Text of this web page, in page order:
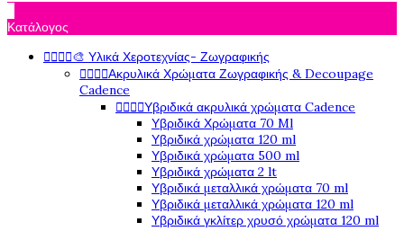
Κατάλογος
🎨 Υλικά Χεροτεχνίας- Ζωγραφικής
Ακρυλικά Χρώματα Ζωγραφικής & Decoupage
Cadence
Υβριδικά ακρυλικά χρώματα Cadence
Υβριδικά Χρώματα 70 Ml
Υβριδικά χρώματα 120 ml
Υβριδικά χρώματα 500 ml
Υβριδικά χρώματα 2 lt
Υβριδικά μεταλλικά χρώματα 70 ml
Υβριδικά μεταλλικά χρώματα 120 ml
Υβριδικά γκλίτερ χρυσό χρώματα 120 ml